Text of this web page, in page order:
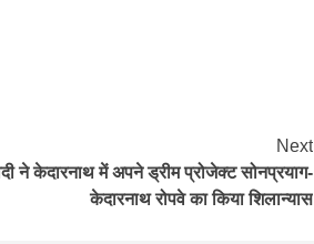
Next
ने केदारनाथ में अपने ड्रीम प्रोजेक्ट सोनप्रयाग-
केदारनाथ रोपवे का किया शिलान्यास